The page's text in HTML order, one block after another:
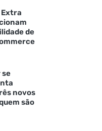
Extra
de
se
novos
são